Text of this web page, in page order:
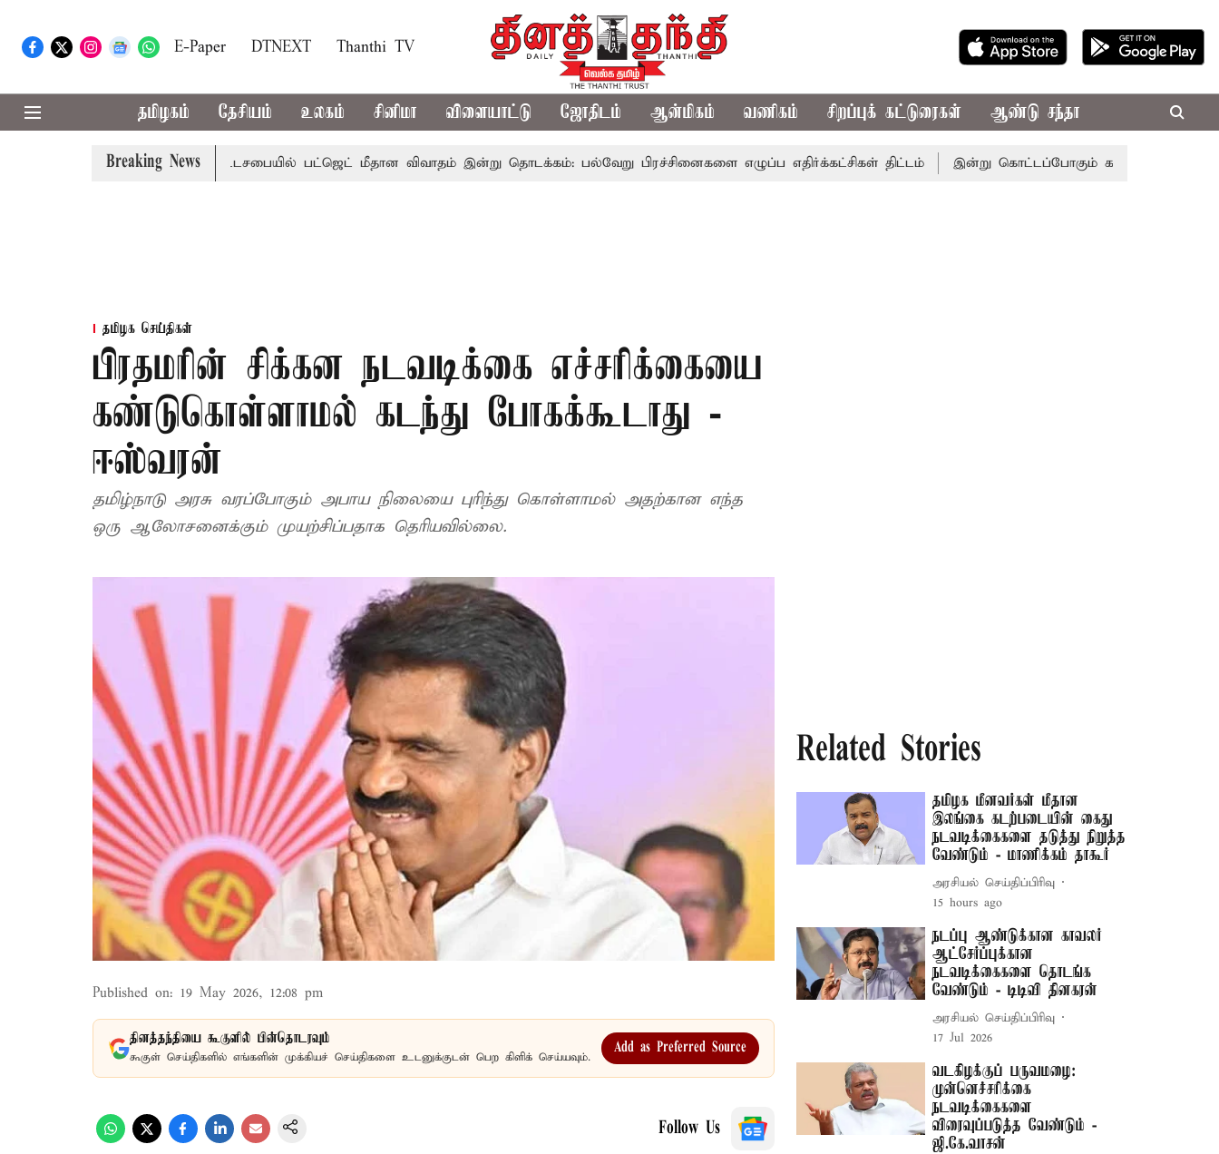
E-Paper DTNEXT Thanthi TV
தமிழகம் தேசியம் உலகம் சினிமா விளையாட்டு ஜோதிடம் ஆன்மிகம் வணிகம் சிறப்புக் கட்டுரைகள் ஆண்டு சந்தா
Breaking News
தடுமாற்றமா? சட்டசபையில் பட்ஜெட் மீதான விவாதம் இன்று தொடக்கம்: பல்வேறு பிரச்சினைகளை எழுப்ப எதிர்க்கட்சிகள் திட்டம் இன்று கொட்டப்போகும் கனமழை.. எந்தெந்த
தமிழக செய்திகள்
பிரதமரின் சிக்கன நடவடிக்கை எச்சரிக்கையை
கண்டுகொள்ளாமல் கடந்து போகக்கூடாது -
ஈஸ்வரன்
தமிழ்நாடு அரசு வரப்போகும் அபாய நிலையை புரிந்து கொள்ளாமல் அதற்கான எந்த
ஒரு ஆலோசனைக்கும் முயற்சிப்பதாக தெரியவில்லை.
Published on: 19 May 2026, 12:08 pm
தினத்தந்தியை கூகுளில் பின்தொடரவும்
கூகுள் செய்திகளில் எங்களின் முக்கியச் செய்திகளை உடனுக்குடன் பெற கிளிக் செய்யவும்.
Add as Preferred Source
Follow Us
Related Stories
தமிழக மீனவர்கள் மீதான
இலங்கை கடற்படையின் கைது
நடவடிக்கைகளை தடுத்து நிறுத்த
வேண்டும் - மாணிக்கம் தாகூர்
அரசியல் செய்திப்பிரிவு
15 hours ago
நடப்பு ஆண்டுக்கான காவலர்
ஆட்சேர்ப்புக்கான
நடவடிக்கைகளை தொடங்க
வேண்டும் - டிடிவி தினகரன்
அரசியல் செய்திப்பிரிவு
17 Jul 2026
வடகிழக்குப் பருவமழை:
முன்னெச்சரிக்கை
நடவடிக்கைகளை
விரைவுப்படுத்த வேண்டும் -
ஜி.கே.வாசன்